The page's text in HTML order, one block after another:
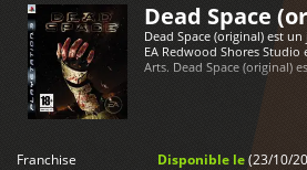
Dead Space
Dead Space (original) est
EA Redwood Shores
Arts. Dead Space (original)
Franchise
Disponible le(23/10/